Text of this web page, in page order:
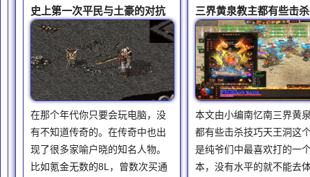
史上第一次平民与土豪的对抗
在那个年代你只要会玩电脑，没
有不知道传奇的。在传奇中也出
现了很多家喻户晓的知名人物。
比如氪金无数的8L，曾数次买通
三界黄泉教主都有些击
本文由小编南忆南三界黄
都有些击杀技巧天王洞这
是纯爷们中最喜欢打的一
本，没有水平的就不能去